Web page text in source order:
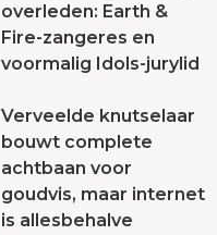
overleden: Earth &
Fire-zangeres en
voormalig Idols-jurylid
Verveelde knutselaar
bouwt complete
achtbaan voor
goudvis, maar internet
is allesbehalve